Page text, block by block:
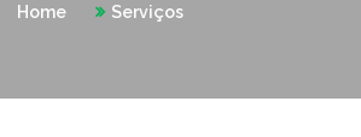
Home Serviços